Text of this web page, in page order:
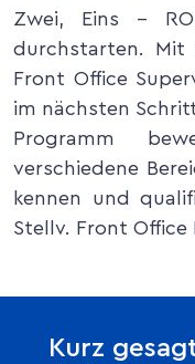
Zwei, Eins –
durchstarten. Mit
Front Office
im nächsten
Programm
verschiedene
kennen und
Stellv. Front
Kurz